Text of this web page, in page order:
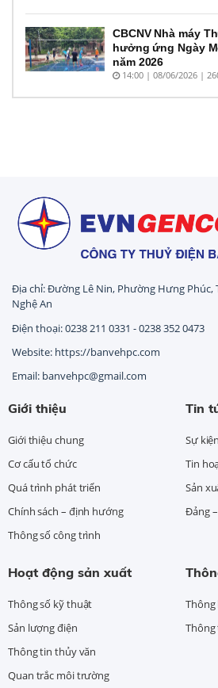
CBCNV Nhà máy
hưởng ứng Ngày
năm 2026
14:00 | 08/06/2026 |
Địa chỉ: Đường Lê Nin, Phường Hưng Phúc,
Nghệ An
Điện thoại: 0238 211 0331 - 0238 352 0473
Website: https://banvehpc.com
Email: banvehpc@gmail.com
Giới thiệu
Giới thiệu chung
Cơ cấu tổ chức
Quá trình phát triển
Chính sách – định hướng
Thông số công trình
Tin
Sự
Tin
Sản
Đảng
Hoạt động sản xuất
Thông số kỹ thuật
Sản lượng điện
Thông tin thủy văn
Quan trắc môi trường
Thông